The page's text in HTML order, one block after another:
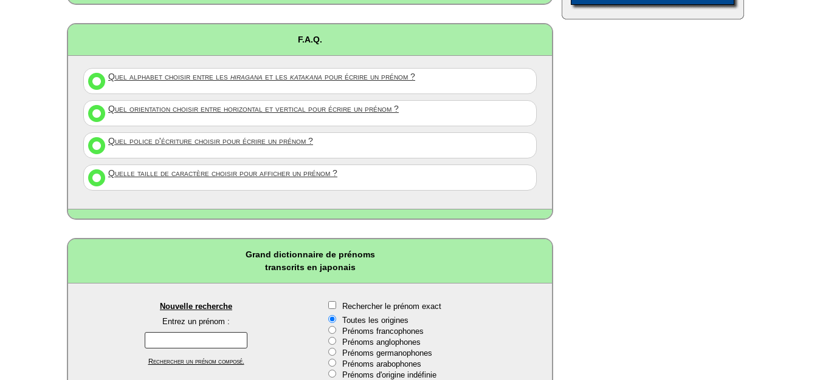
F.A.Q.
Quel alphabet choisir entre les hiragana et les katakana pour écrire un prénom ?
Quel orientation choisir entre horizontal et vertical pour écrire un prénom ?
Quel police d'écriture choisir pour écrire un prénom ?
Quelle taille de caractère choisir pour afficher un prénom ?
Grand dictionnaire de prénoms
transcrits en japonais
Nouvelle recherche
Entrez un prénom :
Rechercher un prénom composé.
Rechercher le prénom exact
Toutes les origines
Prénoms francophones
Prénoms anglophones
Prénoms germanophones
Prénoms arabophones
Prénoms d'origine indéfinie